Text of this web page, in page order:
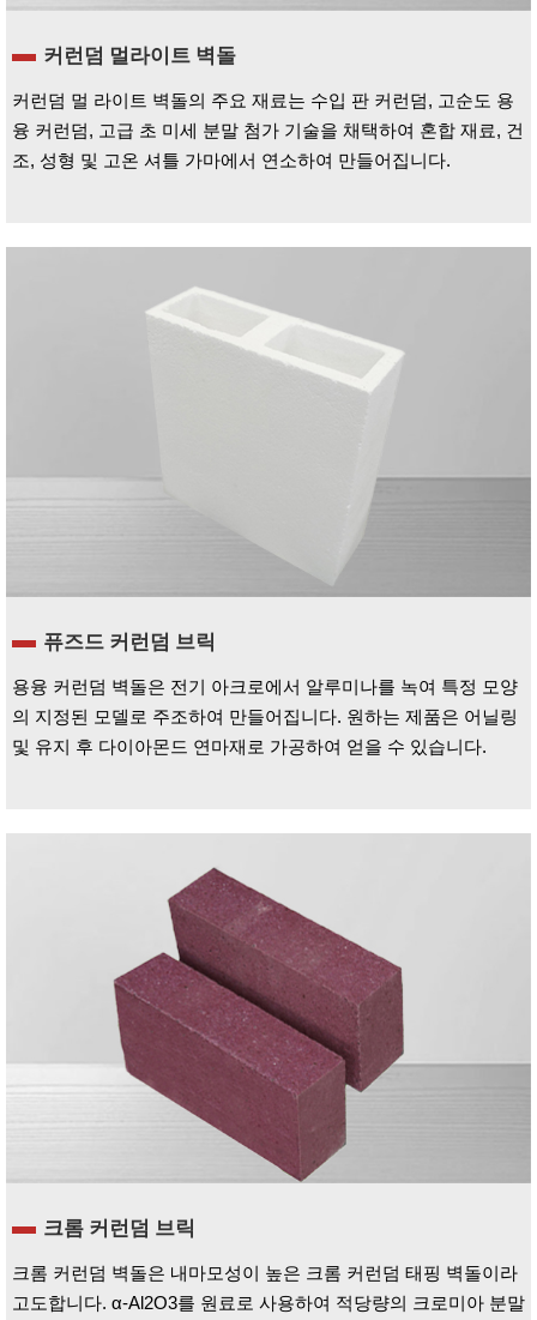
커런덤 멀라이트 벽돌
커런덤 멀 라이트 벽돌의 주요 재료는 수입 판 커런덤, 고순도 용
융 커런덤, 고급 초 미세 분말 첨가 기술을 채택하여 혼합 재료, 건
조, 성형 및 고온 셔틀 가마에서 연소하여 만들어집니다.
퓨즈드 커런덤 브릭
용융 커런덤 벽돌은 전기 아크로에서 알루미나를 녹여 특정 모양
의 지정된 모델로 주조하여 만들어집니다. 원하는 제품은 어닐링
및 유지 후 다이아몬드 연마재로 가공하여 얻을 수 있습니다.
크롬 커런덤 브릭
크롬 커런덤 벽돌은 내마모성이 높은 크롬 커런덤 태핑 벽돌이라
고도합니다. α-Al2O3를 원료로 사용하여 적당량의 크로미아 분말